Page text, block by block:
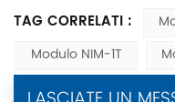
TAG CORRELATI :
Modulo NIM-1T